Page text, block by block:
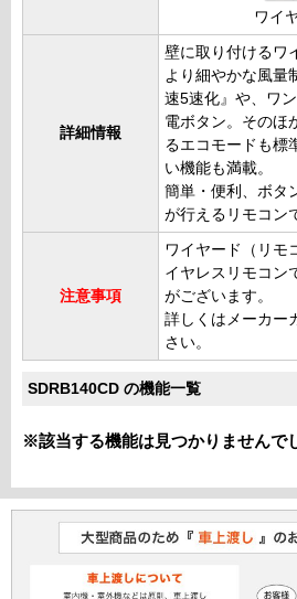
ワイ
詳細情報
壁に取り付けるワ
より細やかな風量
速5速化』や、ワ
電ボタン。そのほ
るエコモードも標
い機能も満載。
簡単・便利、ボタ
が行えるリモコン
注意事項
ワイヤード（リモ
イヤレスリモコン
がございます。
詳しくはメーカー
さい。
SDRB140CD の機能一覧
※該当する機能は見つかりませんで